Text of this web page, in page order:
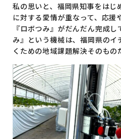
私の思いと、福岡県知事をはじ
に対する愛情が重なって、応援
『ロボつみ』がだんだん完成
み』という機械は、福岡県のイ
くための地域課題解決そのもの